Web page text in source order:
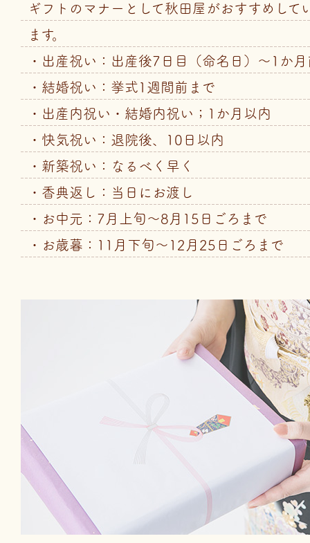
ギフトのマナーとして秋田屋がおすすめして
ます。
・出産祝い：出産後7日目（命名日）〜1か
・結婚祝い：挙式1週間前まで
・出産内祝い・結婚内祝い；1か月以内
・快気祝い：退院後、10日以内
・新築祝い：なるべく早く
・香典返し：当日にお渡し
・お中元：7月上旬～8月15日ごろまで
・お歳暮：11月下旬～12月25日ごろまで